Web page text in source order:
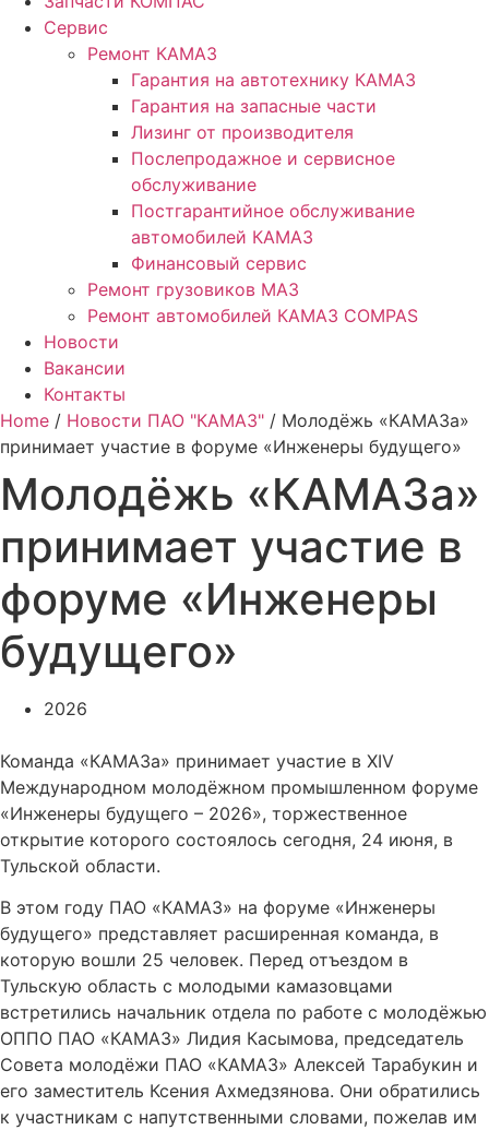
Сервис
Ремонт КАМАЗ
Гарантия на автотехнику КАМАЗ
Гарантия на запасные части
Лизинг от производителя
Послепродажное и сервисное
обслуживание
Постгарантийное обслуживание
автомобилей КАМАЗ
Финансовый сервис
Ремонт грузовиков МАЗ
Ремонт автомобилей КАМАЗ COMPAS
Новости
Вакансии
Контакты
Home / Новости ПАО "КАМАЗ" / Молодёжь «КАМАЗа»
принимает участие в форуме «Инженеры будущего»
Молодёжь «КАМАЗа»
принимает участие в
форуме «Инженеры
будущего»
2026
Команда «КАМАЗа» принимает участие в XIV
Международном молодёжном промышленном форуме
«Инженеры будущего – 2026», торжественное
открытие которого состоялось сегодня, 24 июня, в
Тульской области.
В этом году ПАО «КАМАЗ» на форуме «Инженеры
будущего» представляет расширенная команда, в
которую вошли 25 человек. Перед отъездом в
Тульскую область с молодыми камазовцами
встретились начальник отдела по работе с молодёжью
ОППО ПАО «КАМАЗ» Лидия Касымова, председатель
Совета молодёжи ПАО «КАМАЗ» Алексей Тарабукин и
его заместитель Ксения Ахмедзянова. Они обратились
к участникам с напутственными словами, пожелав им